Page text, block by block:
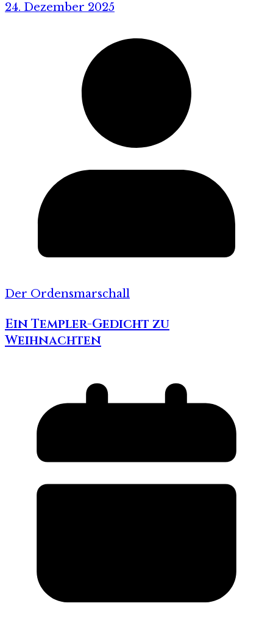
24. Dezember 2025
Der Ordensmarschall
Ein Templer-Gedicht zu
Weihnachten